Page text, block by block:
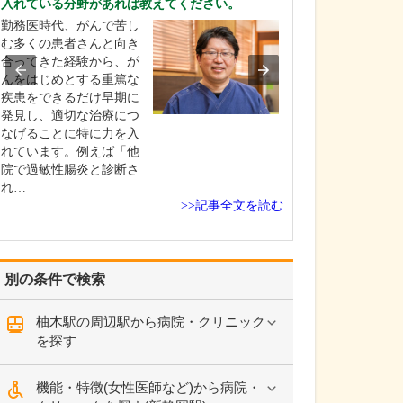
別の条件で検索
柚木駅の周辺駅から病院・クリニック
を探す
機能・特徴(女性医師など)から病院・
入れている分野があれば教えてください。
勤務医時代、がんで苦し
む多くの患者さんと向き
合ってきた経験から、が
んをはじめとする重篤な
疾患をできるだけ早期に
発見し、適切な治療につ
なげることに特に力を入
れています。例えば「他
院で過敏性腸炎と診断さ
れ…
>>記事全文を読む